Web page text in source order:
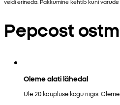
Pepcost
Oleme alati lähedal
Üle 20 kaupluse kogu riigis.